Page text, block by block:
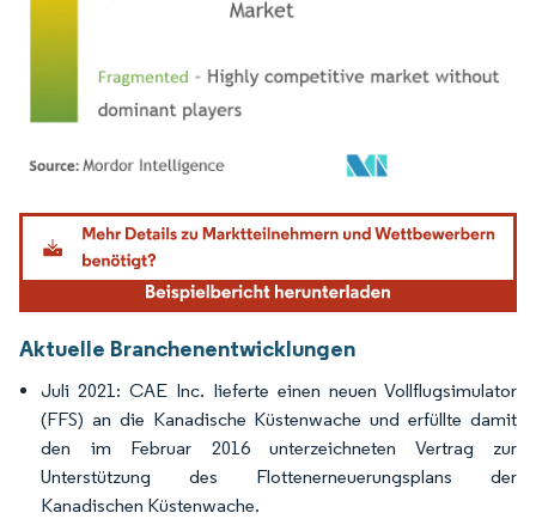
Bild © Mordor Intelligence. Wiederverwendung erfordert Namensnennung gemäß
Aktuelle Branchenentwicklungen
Juli 2021: CAE Inc. lieferte einen neuen Vollflugsimulator
(FFS) an die Kanadische Küstenwache und erfüllte damit
den im Februar 2016 unterzeichneten Vertrag zur
Unterstützung des Flottenerneuerungsplans der
Kanadischen Küstenwache.